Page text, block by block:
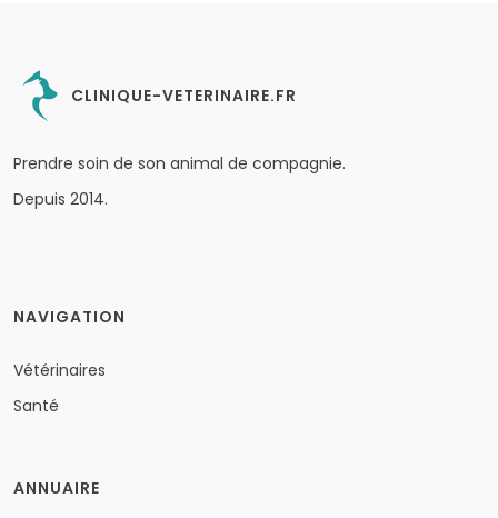
CLINIQUE-VETERINAIRE.FR
Prendre soin de son animal de compagnie.
Depuis 2014.
NAVIGATION
Vétérinaires
Santé
ANNUAIRE